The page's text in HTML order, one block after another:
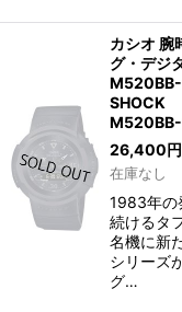
カシオ 腕
グ・デジ
M520BB-
SHOCK
26,400円
在庫なし
1983年の
続けるタ
名機に新
シリーズ
グ…